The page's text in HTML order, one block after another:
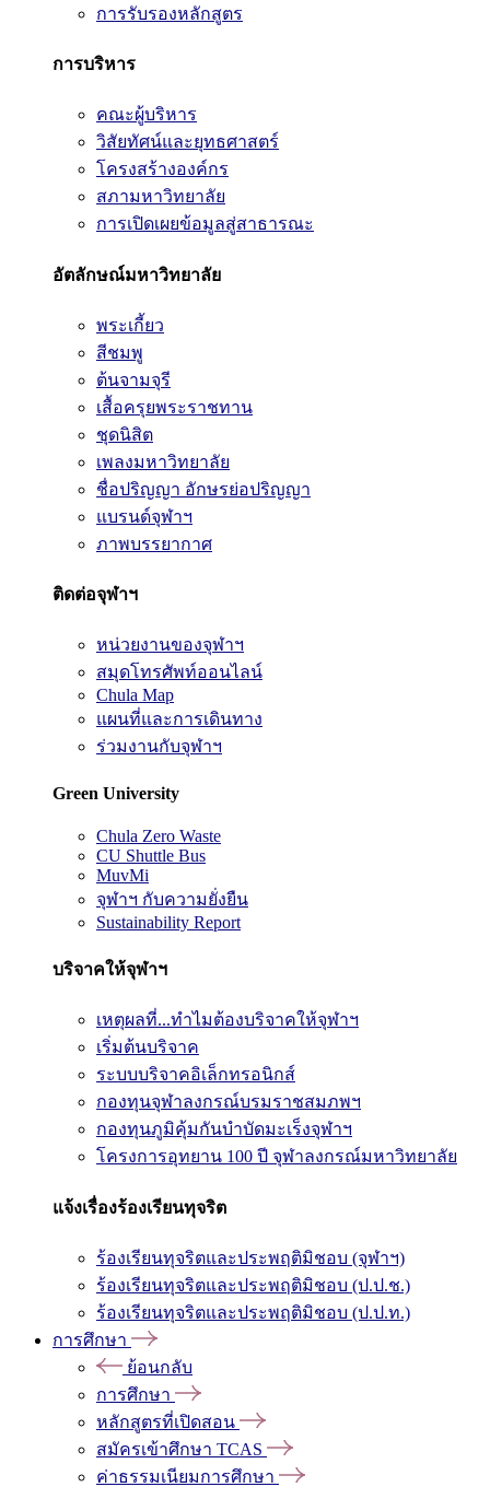
การรับรองหลักสูตร
การบริหาร
คณะผู้บริหาร
วิสัยทัศน์และยุทธศาสตร์
โครงสร้างองค์กร
สภามหาวิทยาลัย
การเปิดเผยข้อมูลสู่สาธารณะ
อัตลักษณ์มหาวิทยาลัย
พระเกี้ยว
สีชมพู
ต้นจามจุรี
เสื้อครุยพระราชทาน
ชุดนิสิต
เพลงมหาวิทยาลัย
ชื่อปริญญา อักษรย่อปริญญา
แบรนด์จุฬาฯ
ภาพบรรยากาศ
ติดต่อจุฬาฯ
หน่วยงานของจุฬาฯ
สมุดโทรศัพท์ออนไลน์
Chula Map
แผนที่และการเดินทาง
ร่วมงานกับจุฬาฯ
Green University
Chula Zero Waste
CU Shuttle Bus
MuvMi
จุฬาฯ กับความยั่งยืน
Sustainability Report
บริจาคให้จุฬาฯ
เหตุผลที่...ทำไมต้องบริจาคให้จุฬาฯ
เริ่มต้นบริจาค
ระบบบริจาคอิเล็กทรอนิกส์
กองทุนจุฬาลงกรณ์บรมราชสมภพฯ
กองทุนภูมิคุ้มกันบำบัดมะเร็งจุฬาฯ
โครงการอุทยาน 100 ปี จุฬาลงกรณ์มหาวิทยาลัย
แจ้งเรื่องร้องเรียนทุจริต
ร้องเรียนทุจริตและประพฤติมิชอบ (จุฬาฯ)
ร้องเรียนทุจริตและประพฤติมิชอบ (ป.ป.ช.)
ร้องเรียนทุจริตและประพฤติมิชอบ (ป.ป.ท.)
การศึกษา
ย้อนกลับ
การศึกษา
หลักสูตรที่เปิดสอน
สมัครเข้าศึกษา TCAS
ค่าธรรมเนียมการศึกษา